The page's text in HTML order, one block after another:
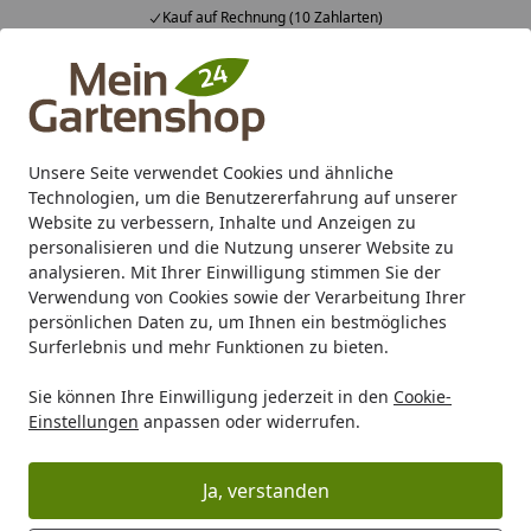
Unsere Seite verwendet Cookies und ähnliche
Technologien, um die Benutzererfahrung auf unserer
Website zu verbessern, Inhalte und Anzeigen zu
personalisieren und die Nutzung unserer Website zu
analysieren. Mit Ihrer Einwilligung stimmen Sie der
Verwendung von Cookies sowie der Verarbeitung Ihrer
persönlichen Daten zu, um Ihnen ein bestmögliches
Surferlebnis und mehr Funktionen zu bieten.
Sie können Ihre Einwilligung jederzeit in den Cookie-
Einstellungen anpassen oder widerrufen.
Ja, verstanden
Fachberatung & individuelle Angebote
Alle Produkte
Mein Konto
Suchen
Karibu Pools inkl. gratis Sandfilteranlage & Pool-
Starterset (Gesamtwert bis 468,99€)
Startseite
Wellness Saunen / Wellness Designsauna
Designsauna
Design-Sauna - Highlight für Ihr Zuhause
und
Entspannung dienen, stellt auch hier das Design ein